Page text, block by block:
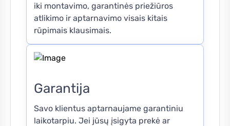
iki montavimo, garantinės priežiūros
atlikimo ir aptarnavimo visais kitais
rūpimais klausimais.
Garantija
Savo klientus aptarnaujame garantiniu
laikotarpiu. Jei jūsų įsigyta prekė ar